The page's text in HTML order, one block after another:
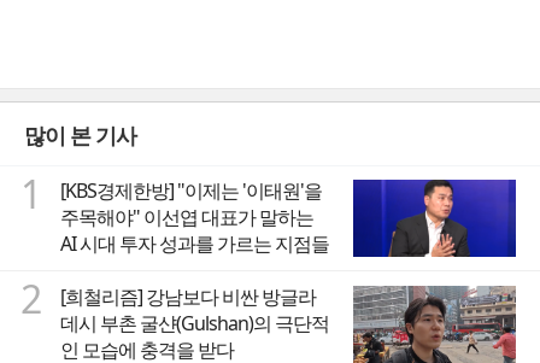
많이 본 기사
1
[KBS경제한방] "이제는 '이태원'을
주목해야" 이선엽 대표가 말하는
AI 시대 투자 성과를 가르는 지점들
2
[희철리즘] 강남보다 비싼 방글라
데시 부촌 굴샨(Gulshan)의 극단적
인 모습에 충격을 받다